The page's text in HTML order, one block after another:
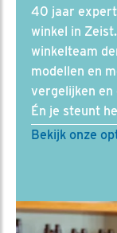
40 jaar
winkel in
winkelteam
modellen en
vergelijken en
Én je steunt
Bekijk onze